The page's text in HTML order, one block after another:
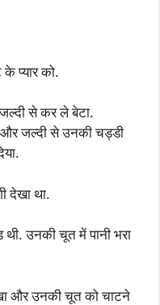
प्यार को.
से कर ले बेटा.
जल्दी से उनकी चड्डी
देखा था.
उनकी चूत में पानी भरा
और उनकी चूत को चाटने